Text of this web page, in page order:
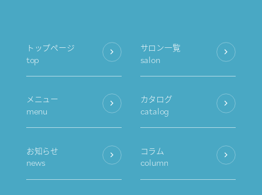
トップページ
top
サロン一覧
salon
メニュー
menu
カタログ
catalog
お知らせ
news
コラム
column